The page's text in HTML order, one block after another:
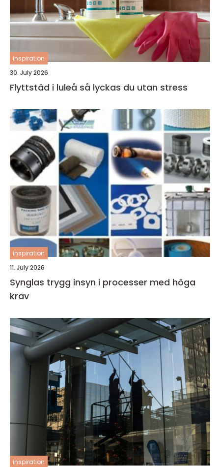
inspiration
30. July 2026
Flyttstäd i luleå så lyckas du utan stress
inspiration
11. July 2026
Synglas trygg insyn i processer med höga
krav
inspiration